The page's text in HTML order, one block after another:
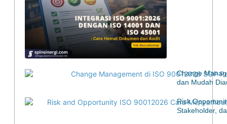
Change
dan Mudah
Risk
Stakeholder,